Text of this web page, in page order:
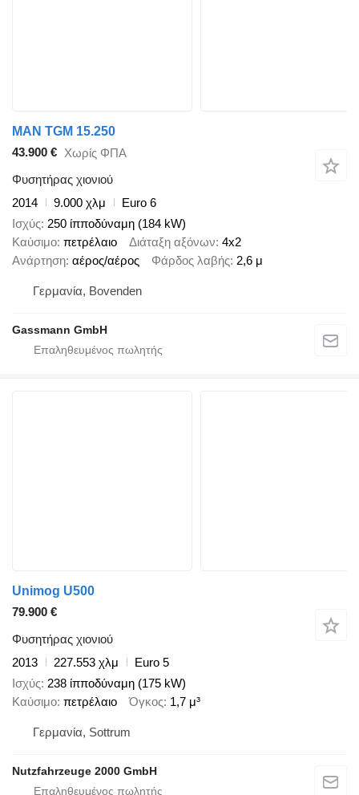
MAN TGM 15.250
43.900 € Χωρίς ΦΠΑ
Φυσητήρας χιονιού
2014
9.000 χλμ
Euro 6
Ισχύς 250 ίπποδύναμη (184 kW)
Καύσιμο πετρέλαιο Διάταξη αξόνων 4x2
Ανάρτηση αέρος/αέρος Φάρδος λαβής 2,6 μ
Γερμανία, Bovenden
Gassmann GmbH
Unimog U500
79.900 €
Φυσητήρας χιονιού
2013
227.553 χλμ
Euro 5
Ισχύς 238 ίπποδύναμη (175 kW)
Καύσιμο πετρέλαιο Όγκος 1,7 μ³
Γερμανία, Sottrum
Nutzfahrzeuge 2000 GmbH